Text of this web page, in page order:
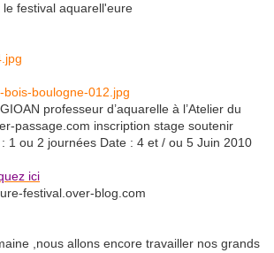
festival aquarell'eure
professeur d’aquarelle à l’Atelier du
passage.com inscription stage soutenir
1 ou 2 journées Date : 4 et / ou 5 Juin 2010
ici
festival.over-blog.com
,nous allons encore travailler nos grands